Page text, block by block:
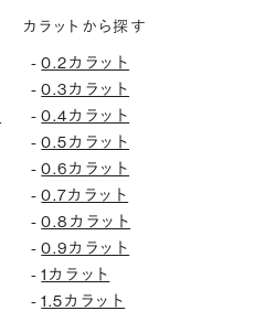
カラットから探す
-0.2カラット
-0.3カラット
-0.4カラット
-0.5カラット
-0.6カラット
-0.7カラット
-0.8カラット
-0.9カラット
-1カラット
-1.5カラット